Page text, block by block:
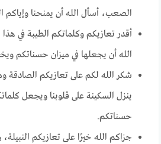
الصعب، أسأل الله أن يمنحنا وإياكم
أقدر تعازيكم وكلماتكم الطيبة في
الله أن يجعلها في ميزان حسناتكم
شكر الله لكم على تعازيكم الصادقة
ينزل السكينة على قلوبنا ويجعل
حسناتكم.
جزاكم الله خيرًا على تعازيكم